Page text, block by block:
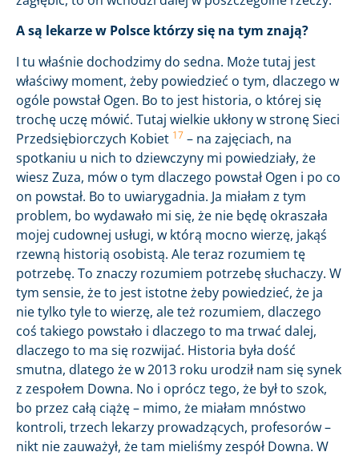
A są lekarze w Polsce którzy się na tym znają?
I tu właśnie dochodzimy do sedna. Może tutaj jest
właściwy moment, żeby powiedzieć o tym, dlaczego w
ogóle powstał Ogen. Bo to jest historia, o której się
trochę uczę mówić. Tutaj wielkie ukłony w stronę Sieci
Przedsiębiorczych Kobiet 17 – na zajęciach, na
spotkaniu u nich to dziewczyny mi powiedziały, że
wiesz Zuza, mów o tym dlaczego powstał Ogen i po co
on powstał. Bo to uwiarygadnia. Ja miałam z tym
problem, bo wydawało mi się, że nie będę okraszała
mojej cudownej usługi, w którą mocno wierzę, jakąś
rzewną historią osobistą. Ale teraz rozumiem tę
potrzebę. To znaczy rozumiem potrzebę słuchaczy. W
tym sensie, że to jest istotne żeby powiedzieć, że ja
nie tylko tyle to wierzę, ale też rozumiem, dlaczego
coś takiego powstało i dlaczego to ma trwać dalej,
dlaczego to ma się rozwijać. Historia była dość
smutna, dlatego że w 2013 roku urodził nam się synek
z zespołem Downa. No i oprócz tego, że był to szok,
bo przez całą ciążę – mimo, że miałam mnóstwo
kontroli, trzech lekarzy prowadzących, profesorów –
nikt nie zauważył, że tam mieliśmy zespół Downa. W